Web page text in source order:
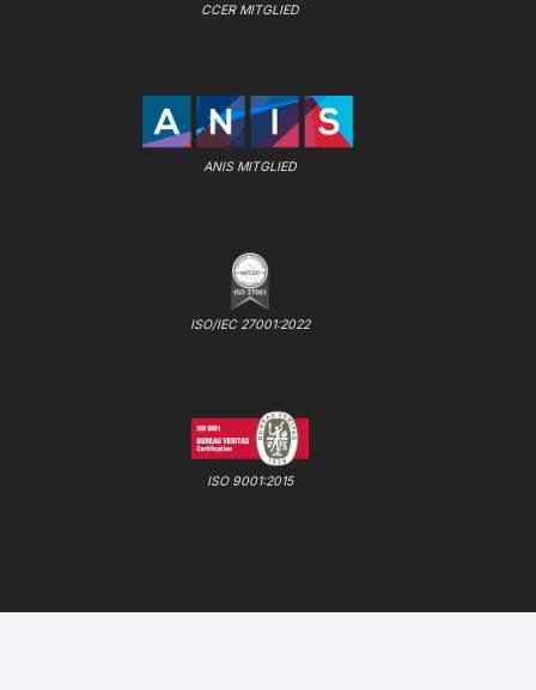
CCER MITGLIED
ANIS MITGLIED
ISO/IEC 27001:2022
ISO 9001:2015